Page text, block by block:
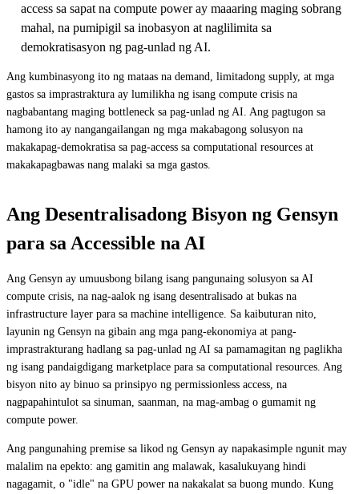
access sa sapat na compute power ay maaaring maging sobrang
mahal, na pumipigil sa inobasyon at naglilimita sa
demokratisasyon ng pag-unlad ng AI.
Ang kumbinasyong ito ng mataas na demand, limitadong supply, at mga
gastos sa imprastraktura ay lumilikha ng isang compute crisis na
nagbabantang maging bottleneck sa pag-unlad ng AI. Ang pagtugon sa
hamong ito ay nangangailangan ng mga makabagong solusyon na
makakapag-demokratisa sa pag-access sa computational resources at
makakapagbawas nang malaki sa mga gastos.
Ang Desentralisadong Bisyon ng Gensyn
para sa Accessible na AI
Ang Gensyn ay umuusbong bilang isang pangunaing solusyon sa AI
compute crisis, na nag-aalok ng isang desentralisado at bukas na
infrastructure layer para sa machine intelligence. Sa kaibuturan nito,
layunin ng Gensyn na gibain ang mga pang-ekonomiya at pang-
imprastrakturang hadlang sa pag-unlad ng AI sa pamamagitan ng paglikha
ng isang pandaigdigang marketplace para sa computational resources. Ang
bisyon nito ay binuo sa prinsipyo ng permissionless access, na
nagpapahintulot sa sinuman, saanman, na mag-ambag o gumamit ng
compute power.
Ang pangunahing premise sa likod ng Gensyn ay napakasimple ngunit may
malalim na epekto: ang gamitin ang malawak, kasalukuyang hindi
nagagamit, o "idle" na GPU power na nakakalat sa buong mundo. Kung